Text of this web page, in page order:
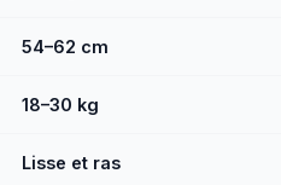
54–62 cm
18–30 kg
Lisse et ras